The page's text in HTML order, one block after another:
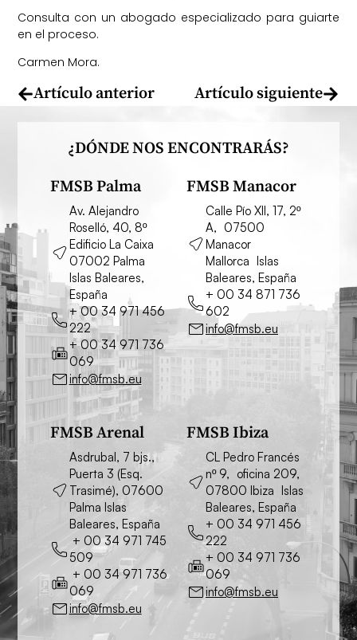
Consulta con un abogado especializado para guiarte
en el proceso.
Carmen Mora.
Artículo anterior Artículo siguiente
¿DÓNDE NOS ENCONTRARÁS?
FMSB Palma
Av. Alejandro
Roselló, 40, 8º
Edificio La Caixa
07002 Palma
Islas Baleares,
España
+ 00 34 971 456
222
+ 00 34 971 736
069
info@fmsb.eu
FMSB Manacor
Calle Pío XII, 17, 2º
A, 07500
Manacor
Mallorca Islas
Baleares, España
+ 00 34 871 736
602
info@fmsb.eu
FMSB Arenal
Asdrubal, 7 bjs.,
Puerta 3 (Esq.
Trasimé), 07600
Palma Islas
Baleares, España
+ 00 34 971 745
509
+ 00 34 971 736
069
info@fmsb.eu
FMSB Ibiza
CL Pedro Francés
nº 9, oficina 209,
07800 Ibiza Islas
Baleares, España
+ 00 34 971 456
222
+ 00 34 971 736
069
info@fmsb.eu